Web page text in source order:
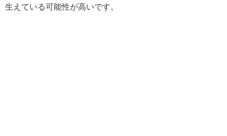
生えている可能性が高いです。